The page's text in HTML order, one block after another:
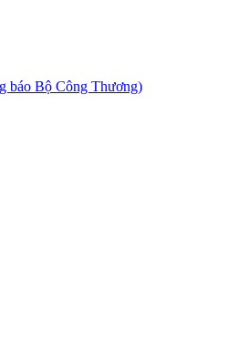
báo Bộ Công Thương)